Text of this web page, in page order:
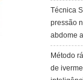
Técnica
pressão
abdome
Método
de